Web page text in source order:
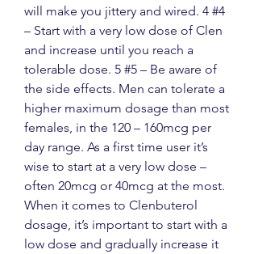
will make you jittery and wired. 4 #4
– Start with a very low dose of Clen
and increase until you reach a
tolerable dose. 5 #5 – Be aware of
the side effects. Men can tolerate a
higher maximum dosage than most
females, in the 120 – 160mcg per
day range. As a first time user it’s
wise to start at a very low dose –
often 20mcg or 40mcg at the most.
When it comes to Clenbuterol
dosage, it’s important to start with a
low dose and gradually increase it